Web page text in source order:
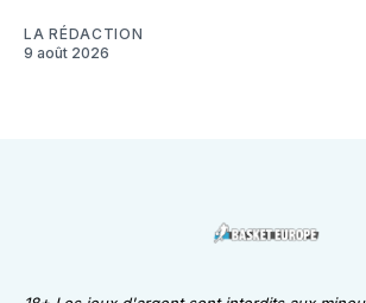
LA RÉDACTION
9 août 2026